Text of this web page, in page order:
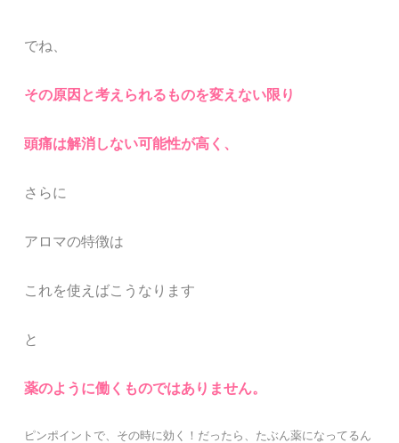
でね、
その原因と考えられるものを変えない限り
頭痛は解消しない可能性が高く、
さらに
アロマの特徴は
これを使えばこうなります
と
薬のように働くものではありません。
ピンポイントで、その時に効く！だったら、たぶん薬になってるん